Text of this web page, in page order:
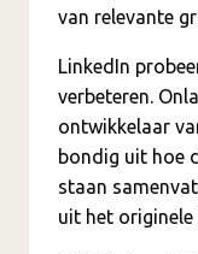
van relevante
LinkedIn
verbeteren.
ontwikkelaar
bondig uit hoe
staan
uit het originele